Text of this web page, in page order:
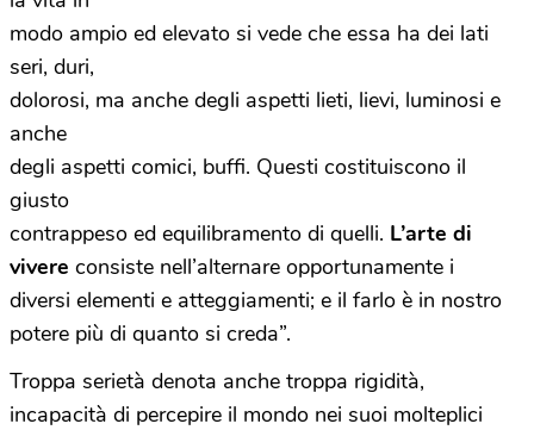
modo ampio ed elevato si vede che essa ha dei lati
seri, duri,
dolorosi, ma anche degli aspetti lieti, lievi, luminosi e
anche
degli aspetti comici, buffi. Questi costituiscono il
giusto
contrappeso ed equilibramento di quelli. L’arte di
vivere consiste nell’alternare opportunamente i
diversi elementi e atteggiamenti; e il farlo è in nostro
potere più di quanto si creda”.
Troppa serietà denota anche troppa rigidità,
incapacità di percepire il mondo nei suoi molteplici